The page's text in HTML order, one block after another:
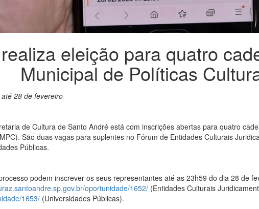
eleição para quatro
Municipal de Políticas
28 de fevereiro
de Cultura de Santo André está com inscrições abertas para quatro
São duas vagas para suplentes no Fórum de Entidades Culturais
Públicas.
podem inscrever os seus representantes até as 23h59 do dia 28 de
oportunidade/1652/ (Entidades Culturais
1653/ (Universidades Públicas).